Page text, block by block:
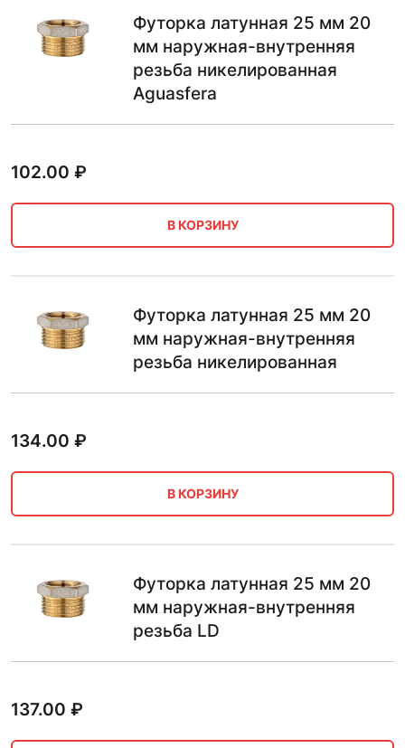
Футорка латунная 25 мм 20
мм наружная-внутренняя
резьба никелированная
Aguasfera
102.00 ₽
В КОРЗИНУ
Футорка латунная 25 мм 20
мм наружная-внутренняя
резьба никелированная
134.00 ₽
В КОРЗИНУ
Футорка латунная 25 мм 20
мм наружная-внутренняя
резьба LD
137.00 ₽